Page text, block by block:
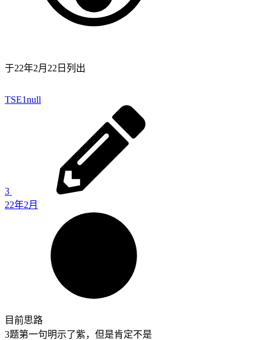
于22年2月22日 列出
TSE1null
3
22年2月
目前思路
3题第一句明示了紫，但是肯定不是